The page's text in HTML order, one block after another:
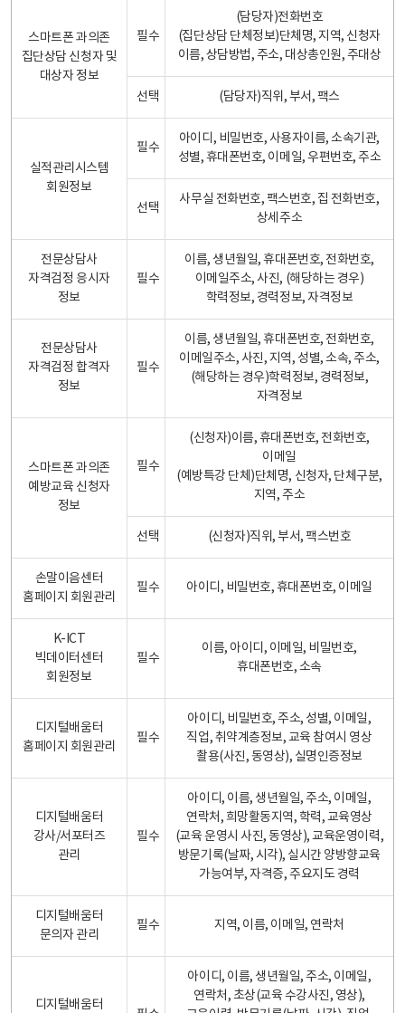
스마트폰 과의존
집단상담 신청자 및
대상자 정보
필수
(담당자)전화번호
(집단상담 단체정보)단체명, 지역, 신청자
이름, 상담방법, 주소, 대상총인원, 주대상
선택 (담당자)직위, 부서, 팩스
실적관리시스템
회원정보
필수
아이디, 비밀번호, 사용자이름, 소속기관,
성별, 휴대폰번호, 이메일, 우편번호, 주소
선택
사무실 전화번호, 팩스번호, 집 전화번호,
상세주소
전문상담사
자격검정 응시자
정보
필수
이름, 생년월일, 휴대폰번호, 전화번호,
이메일주소, 사진, (해당하는 경우)
학력정보, 경력정보, 자격정보
전문상담사
자격검정 합격자
정보
필수
이름, 생년월일, 휴대폰번호, 전화번호,
이메일주소, 사진, 지역, 성별, 소속, 주소,
(해당하는 경우)학력정보, 경력정보,
자격정보
스마트폰 과의존
예방교육 신청자
정보
필수
(신청자)이름, 휴대폰번호, 전화번호,
이메일
(예방특강 단체)단체명, 신청자, 단체구분,
지역, 주소
선택 (신청자)직위, 부서, 팩스번호
손말이음센터
홈페이지 회원관리
필수 아이디, 비밀번호, 휴대폰번호, 이메일
K-ICT
빅데이터센터
회원정보
필수
이름, 아이디, 이메일, 비밀번호,
휴대폰번호, 소속
디지털배움터
홈페이지 회원관리
필수
아이디, 비밀번호, 주소, 성별, 이메일,
직업, 취약계층정보, 교육 참여시 영상
촬용(사진, 동영상), 실명인증정보
디지털배움터
강사/서포터즈
관리
필수
아이디, 이름, 생년월일, 주소, 이메일,
연락처, 희망활동지역, 학력, 교육영상
(교육 운영시 사진, 동영상), 교육운영이력,
방문기록(날짜, 시각), 실시간 양방향교육
가능여부, 자격증, 주요지도 경력
디지털배움터
문의자 관리
필수 지역, 이름, 이메일, 연락처
디지털배움터
아이디, 이름, 생년월일, 주소, 이메일,
연락처, 초상(교육 수강사진, 영상),